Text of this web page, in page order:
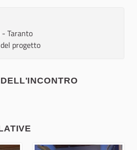
- Taranto
progetto